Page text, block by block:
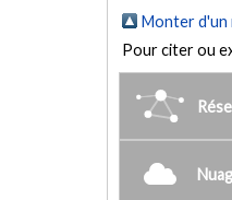
Monter d'un
Pour citer ou